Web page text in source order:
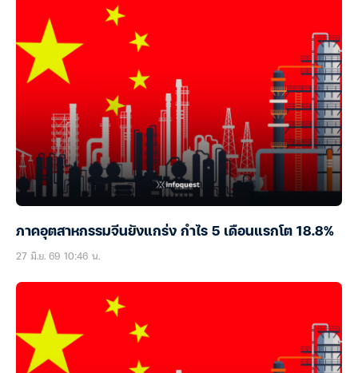
ภาคอุตสาหกรรมจีนยังแกร่ง กำไร 5 เดือนแรกโต 18.8%
27 มิ.ย. 69 10:46 น.